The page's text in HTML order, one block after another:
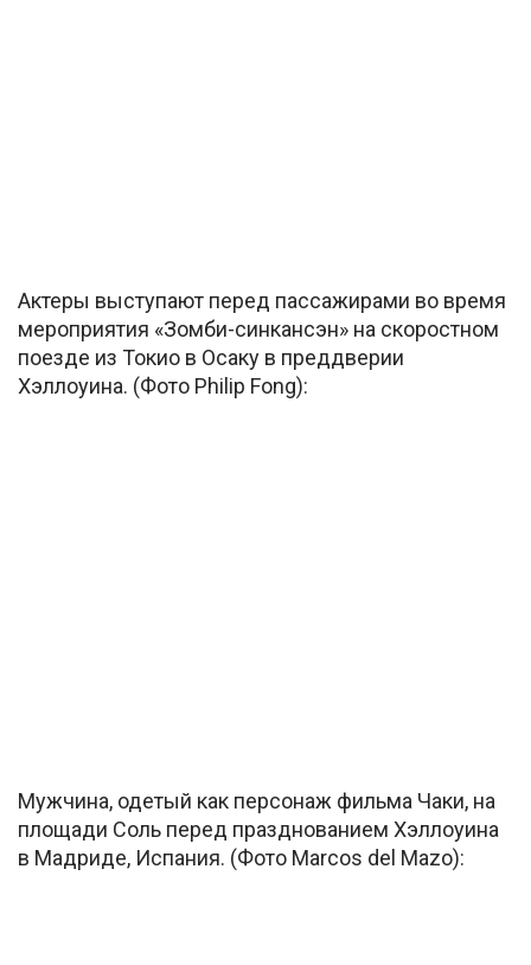
Актеры выступают перед пассажирами во время
мероприятия «Зомби-синкансэн» на скоростном
поезде из Токио в Осаку в преддверии
Хэллоуина. (Фото Philip Fong):
Мужчина, одетый как персонаж фильма Чаки, на
площади Соль перед празднованием Хэллоуина
в Мадриде, Испания. (Фото Marcos del Mazo):